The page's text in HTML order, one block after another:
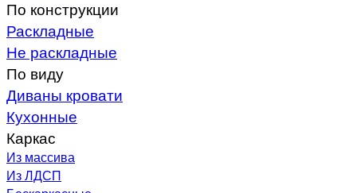
По конструкции
Раскладные
Не раскладные
По виду
Диваны кровати
Кухонные
Каркас
Из массива
Из ЛДСП